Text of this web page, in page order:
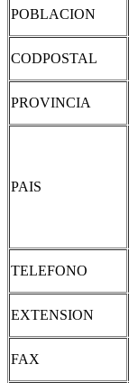
POBLACION
CODPOSTAL
PROVINCIA
PAIS
TELEFONO
EXTENSION
FAX